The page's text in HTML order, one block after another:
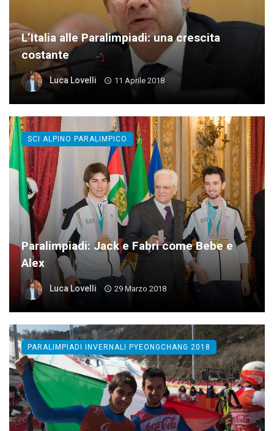
L’Italia alle Paralimpiadi: una crescita
costante
Luca Lovelli 11 Aprile 2018
Paralimpiadi: Jack e Fabri come Bebe e
Alex
Luca Lovelli 29 Marzo 2018
SCI ALPINO PARALIMPICO
PARALIMPIADI INVERNALI PYEONGCHANG 2018